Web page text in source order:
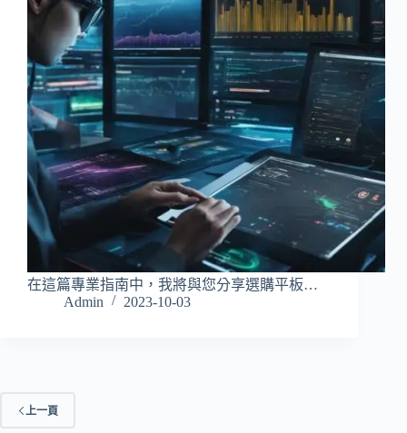
在這篇專業指南中，我將與您分享選購平板…
Admin
2023-10-03
上一頁